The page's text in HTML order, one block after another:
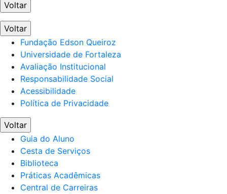
Voltar
Voltar
Fundação Edson Queiroz
Universidade de Fortaleza
Avaliação Institucional
Responsabilidade Social
Acessibilidade
Política de Privacidade
Voltar
Guia do Aluno
Cesta de Serviços
Biblioteca
Práticas Acadêmicas
Central de Carreiras